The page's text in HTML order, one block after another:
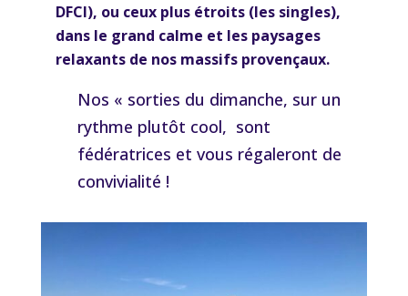
DFCI), ou ceux plus étroits (les singles),
dans le grand calme et les paysages
relaxants de nos massifs provençaux.
Nos « sorties du dimanche, sur un
rythme plutôt cool, sont
fédératrices et vous régaleront de
convivialité !